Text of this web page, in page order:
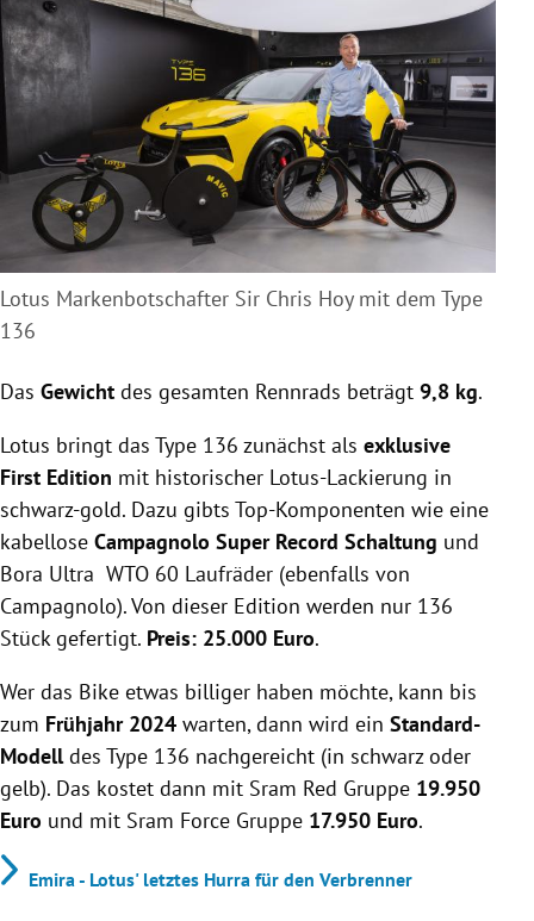
Lotus Markenbotschafter Sir Chris Hoy mit dem Type
136
Das Gewicht des gesamten Rennrads beträgt 9,8 kg.
Lotus bringt das Type 136 zunächst als exklusive
First Edition mit historischer Lotus-Lackierung in
schwarz-gold. Dazu gibts Top-Komponenten wie eine
kabellose Campagnolo Super Record Schaltung und
Bora Ultra WTO 60 Laufräder (ebenfalls von
Campagnolo). Von dieser Edition werden nur 136
Stück gefertigt. Preis: 25.000 Euro.
Wer das Bike etwas billiger haben möchte, kann bis
zum Frühjahr 2024 warten, dann wird ein Standard-
Modelldes Type 136 nachgereicht (in schwarz oder
gelb). Das kostet dann mit Sram Red Gruppe 19.950
Euro und mit Sram Force Gruppe 17.950 Euro.
Emira - Lotus' letztes Hurra für den Verbrenner